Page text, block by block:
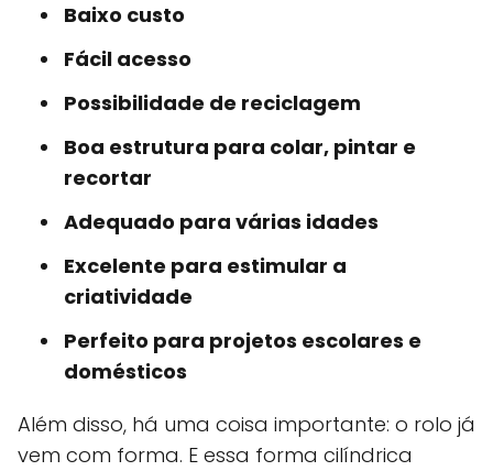
Baixo custo
Fácil acesso
Possibilidade de reciclagem
Boa estrutura para colar, pintar e
recortar
Adequado para várias idades
Excelente para estimular a
criatividade
Perfeito para projetos escolares e
domésticos
Além disso, há uma coisa importante: o rolo já
vem com forma. E essa forma cilíndrica